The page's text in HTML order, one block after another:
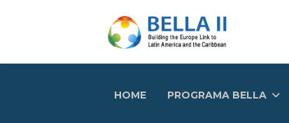
HOME PROGRAMA BELLA